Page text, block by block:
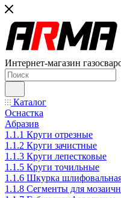
Интернет-магазин
Каталог
Оснастка
Абразив
1.1.1 Круги отрезные
1.1.2 Круги зачистные
1.1.3 Круги лепестковые
1.1.5 Круги точильные
1.1.6 Шкурка
1.1.8 Сегменты для